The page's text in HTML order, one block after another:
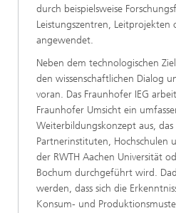
durch beispielsweise
Leistungszentren, Leitprojekten
angewendet.
Neben dem technologischen
den wissenschaftlichen Dialog
voran. Das Fraunhofer IEG
Fraunhofer Umsicht ein
Weiterbildungskonzept aus,
Partnerinstituten, Hochschulen
der RWTH Aachen Universität
Bochum durchgeführt wird.
werden, dass sich die
Konsum- und